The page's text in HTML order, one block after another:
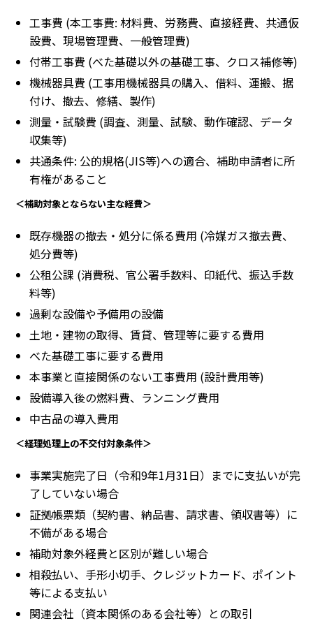
工事費 (本工事費: 材料費、労務費、直接経費、共通仮
設費、現場管理費、一般管理費)
付帯工事費 (べた基礎以外の基礎工事、クロス補修等)
機械器具費 (工事用機械器具の購入、借料、運搬、据
付け、撤去、修繕、製作)
測量・試験費 (調査、測量、試験、動作確認、データ
収集等)
共通条件: 公的規格(JIS等)への適合、補助申請者に所
有権があること
＜補助対象とならない主な経費＞
既存機器の撤去・処分に係る費用 (冷媒ガス撤去費、
処分費等)
公租公課 (消費税、官公署手数料、印紙代、振込手数
料等)
過剰な設備や予備用の設備
土地・建物の取得、賃貸、管理等に要する費用
べた基礎工事に要する費用
本事業と直接関係のない工事費用 (設計費用等)
設備導入後の燃料費、ランニング費用
中古品の導入費用
＜経理処理上の不交付対象条件＞
事業実施完了日（令和9年1月31日）までに支払いが完
了していない場合
証拠帳票類（契約書、納品書、請求書、領収書等）に
不備がある場合
補助対象外経費と区別が難しい場合
相殺払い、手形小切手、クレジットカード、ポイント
等による支払い
関連会社（資本関係のある会社等）との取引